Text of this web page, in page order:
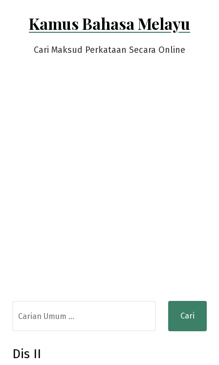
Kamus Bahasa Melayu
Cari Maksud Perkataan Secara Online
for:
Dis II